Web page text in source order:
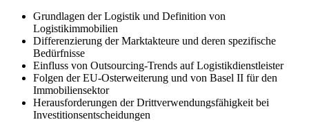
Grundlagen der Logistik und Definition von
Logistikimmobilien
Differenzierung der Marktakteure und deren spezifische
Bedürfnisse
Einfluss von Outsourcing-Trends auf Logistikdienstleister
Folgen der EU-Osterweiterung und von Basel II für den
Immobiliensektor
Herausforderungen der Drittverwendungsfähigkeit bei
Investitionsentscheidungen